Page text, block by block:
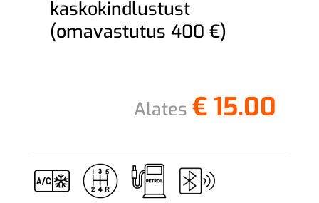
kaskokindlustust
(omavastutus 400 €)
Alates € 15.00